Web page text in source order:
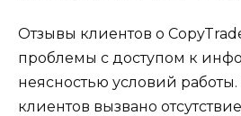
Отзывы клиентов о
проблемы с доступом к
неясностью условий
клиентов вызвано